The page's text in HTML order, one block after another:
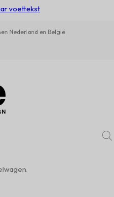
voettekst
Nederland en België